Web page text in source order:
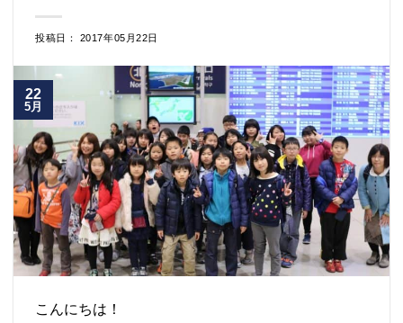
投稿日： 2017年05月22日
22
5月
こんにちは！